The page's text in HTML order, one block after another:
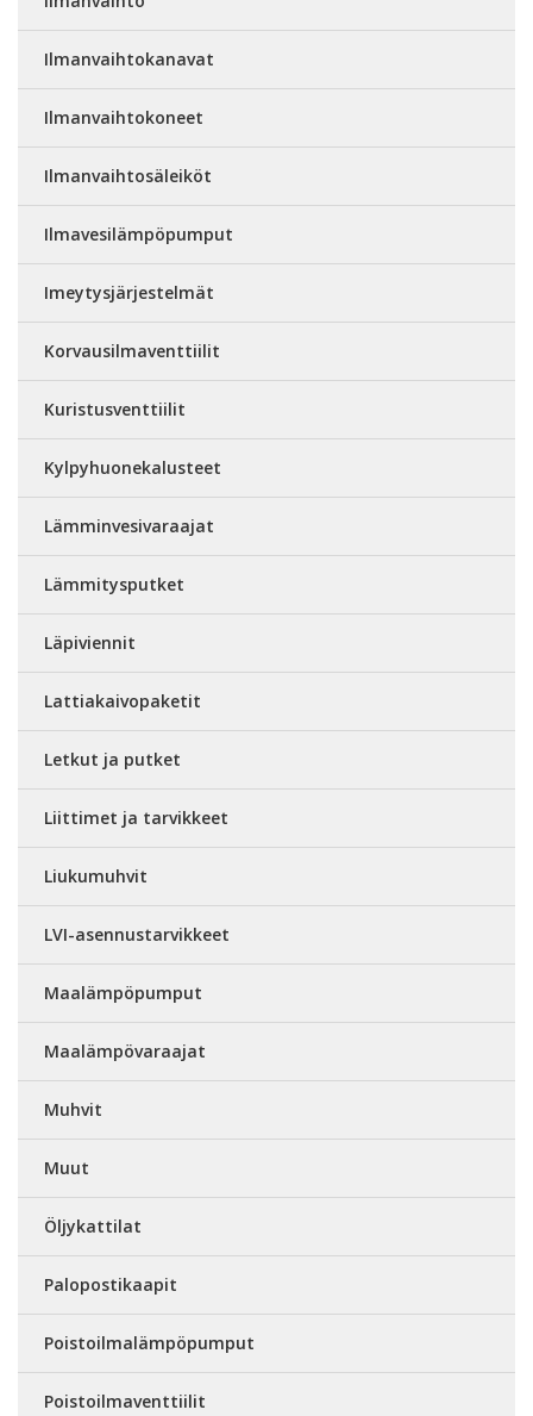
Ilmanvaihtokanavat
Ilmanvaihtokoneet
Ilmanvaihtosäleiköt
Ilmavesilämpöpumput
Imeytysjärjestelmät
Korvausilmaventtiilit
Kuristusventtiilit
Kylpyhuonekalusteet
Lämminvesivaraajat
Lämmitysputket
Läpiviennit
Lattiakaivopaketit
Letkut ja putket
Liittimet ja tarvikkeet
Liukumuhvit
LVI-asennustarvikkeet
Maalämpöpumput
Maalämpövaraajat
Muhvit
Muut
Öljykattilat
Palopostikaapit
Poistoilmalämpöpumput
Poistoilmaventtiilit